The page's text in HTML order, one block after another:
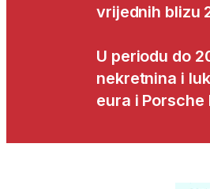
vrijednih blizu
U periodu do
nekretnina i
eura i